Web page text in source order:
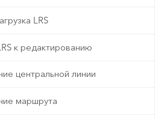
LRS
к редактированию
центральной линии
маршрута